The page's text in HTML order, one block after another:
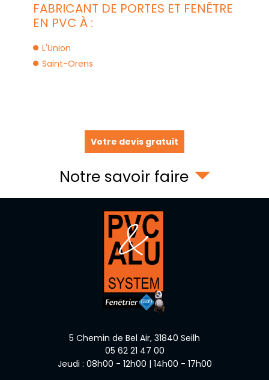
FABRICANT DE PORTES ET FENÊTRE
EN PVC À :
L'Union
Saint-Orens
Votre devis gratuit
Notre savoir faire
5 Chemin de Bel Air, 31840 Seilh
05 62 21 47 00
Jeudi : 08h00 - 12h00 | 14h00 - 17h00